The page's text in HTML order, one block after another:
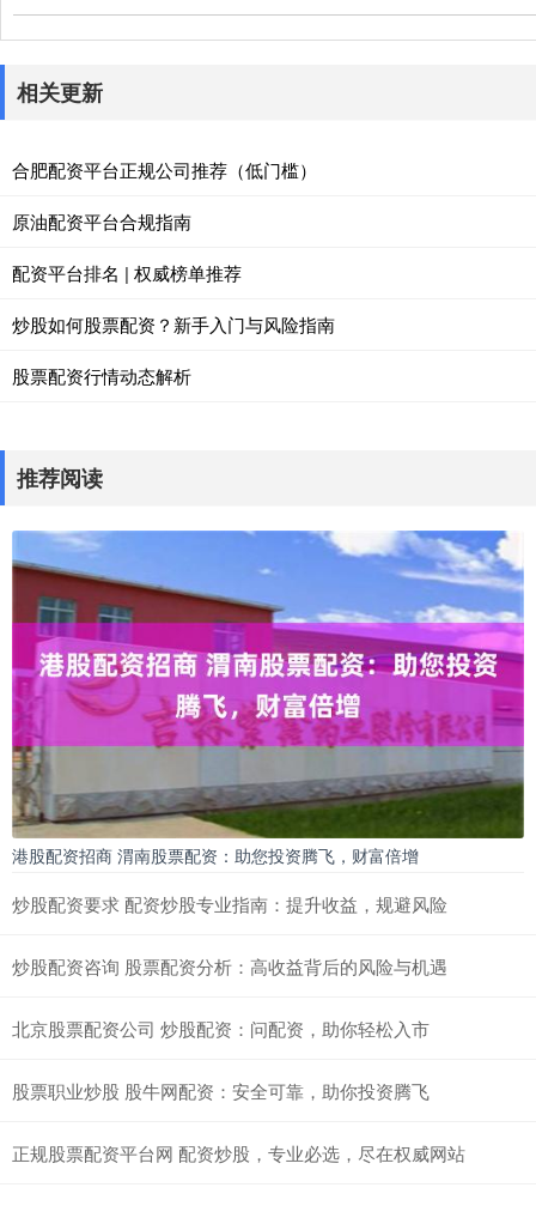
相关更新
合肥配资平台正规公司推荐（低门槛）
原油配资平台合规指南
配资平台排名 | 权威榜单推荐
炒股如何股票配资？新手入门与风险指南
股票配资行情动态解析
推荐阅读
港股配资招商 渭南股票配资：助您投资腾飞，财富倍增
炒股配资要求 配资炒股专业指南：提升收益，规避风险
炒股配资咨询 股票配资分析：高收益背后的风险与机遇
北京股票配资公司 炒股配资：问配资，助你轻松入市
股票职业炒股 股牛网配资：安全可靠，助你投资腾飞
正规股票配资平台网 配资炒股，专业必选，尽在权威网站